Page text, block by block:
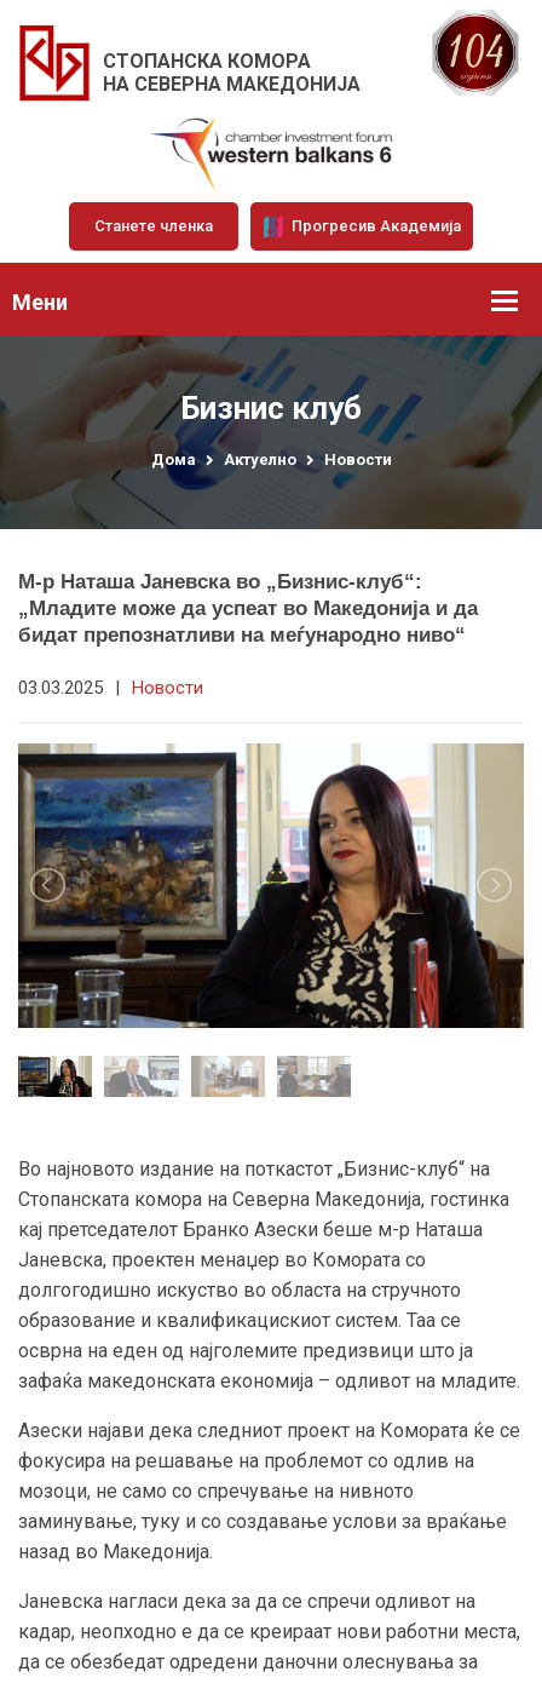
СТОПАНСКА КОМОРА
НА СЕВЕРНА МАКЕДОНИЈА
Станете членка Прогресив Академија
Мени
Бизнис клуб
Дома Актуелно Новости
М-р Наташа Јаневска во „Бизнис-клуб“:
„Младите може да успеат во Македонија и да
бидат препознатливи на меѓународно ниво“
03.03.2025 | Новости
Во најновото издание на поткастот „Бизнис-клуб“ на
Стопанската комора на Северна Македонија, гостинка
кај претседателот Бранко Азески беше м-р Наташа
Јаневска, проектен менаџер во Комората со
долгогодишно искуство во областа на стручното
образование и квалификацискиот систем. Таа се
осврна на еден од најголемите предизвици што ја
зафаќа македонската економија – одливот на младите.
Азески најави дека следниот проект на Комората ќе се
фокусира на решавање на проблемот со одлив на
мозоци, не само со спречување на нивното
заминување, туку и со создавање услови за враќање
назад во Македонија.
Јаневска нагласи дека за да се спречи одливот на
кадар, неопходно е да се креираат нови работни места,
да се обезбедат одредени даночни олеснувања за